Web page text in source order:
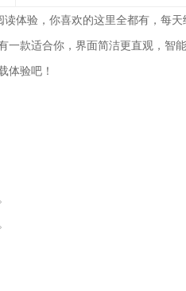
体验，你喜欢的这里全都有，每天
一款适合你，界面简洁更直观，智
体验吧！